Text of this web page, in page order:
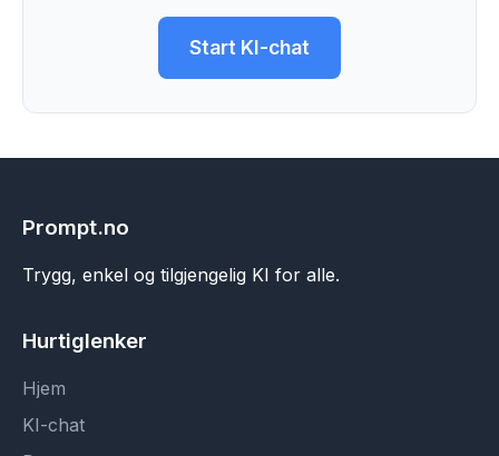
Start KI-chat
Prompt.no
Trygg, enkel og tilgjengelig KI for alle.
Hurtiglenker
Hjem
KI-chat